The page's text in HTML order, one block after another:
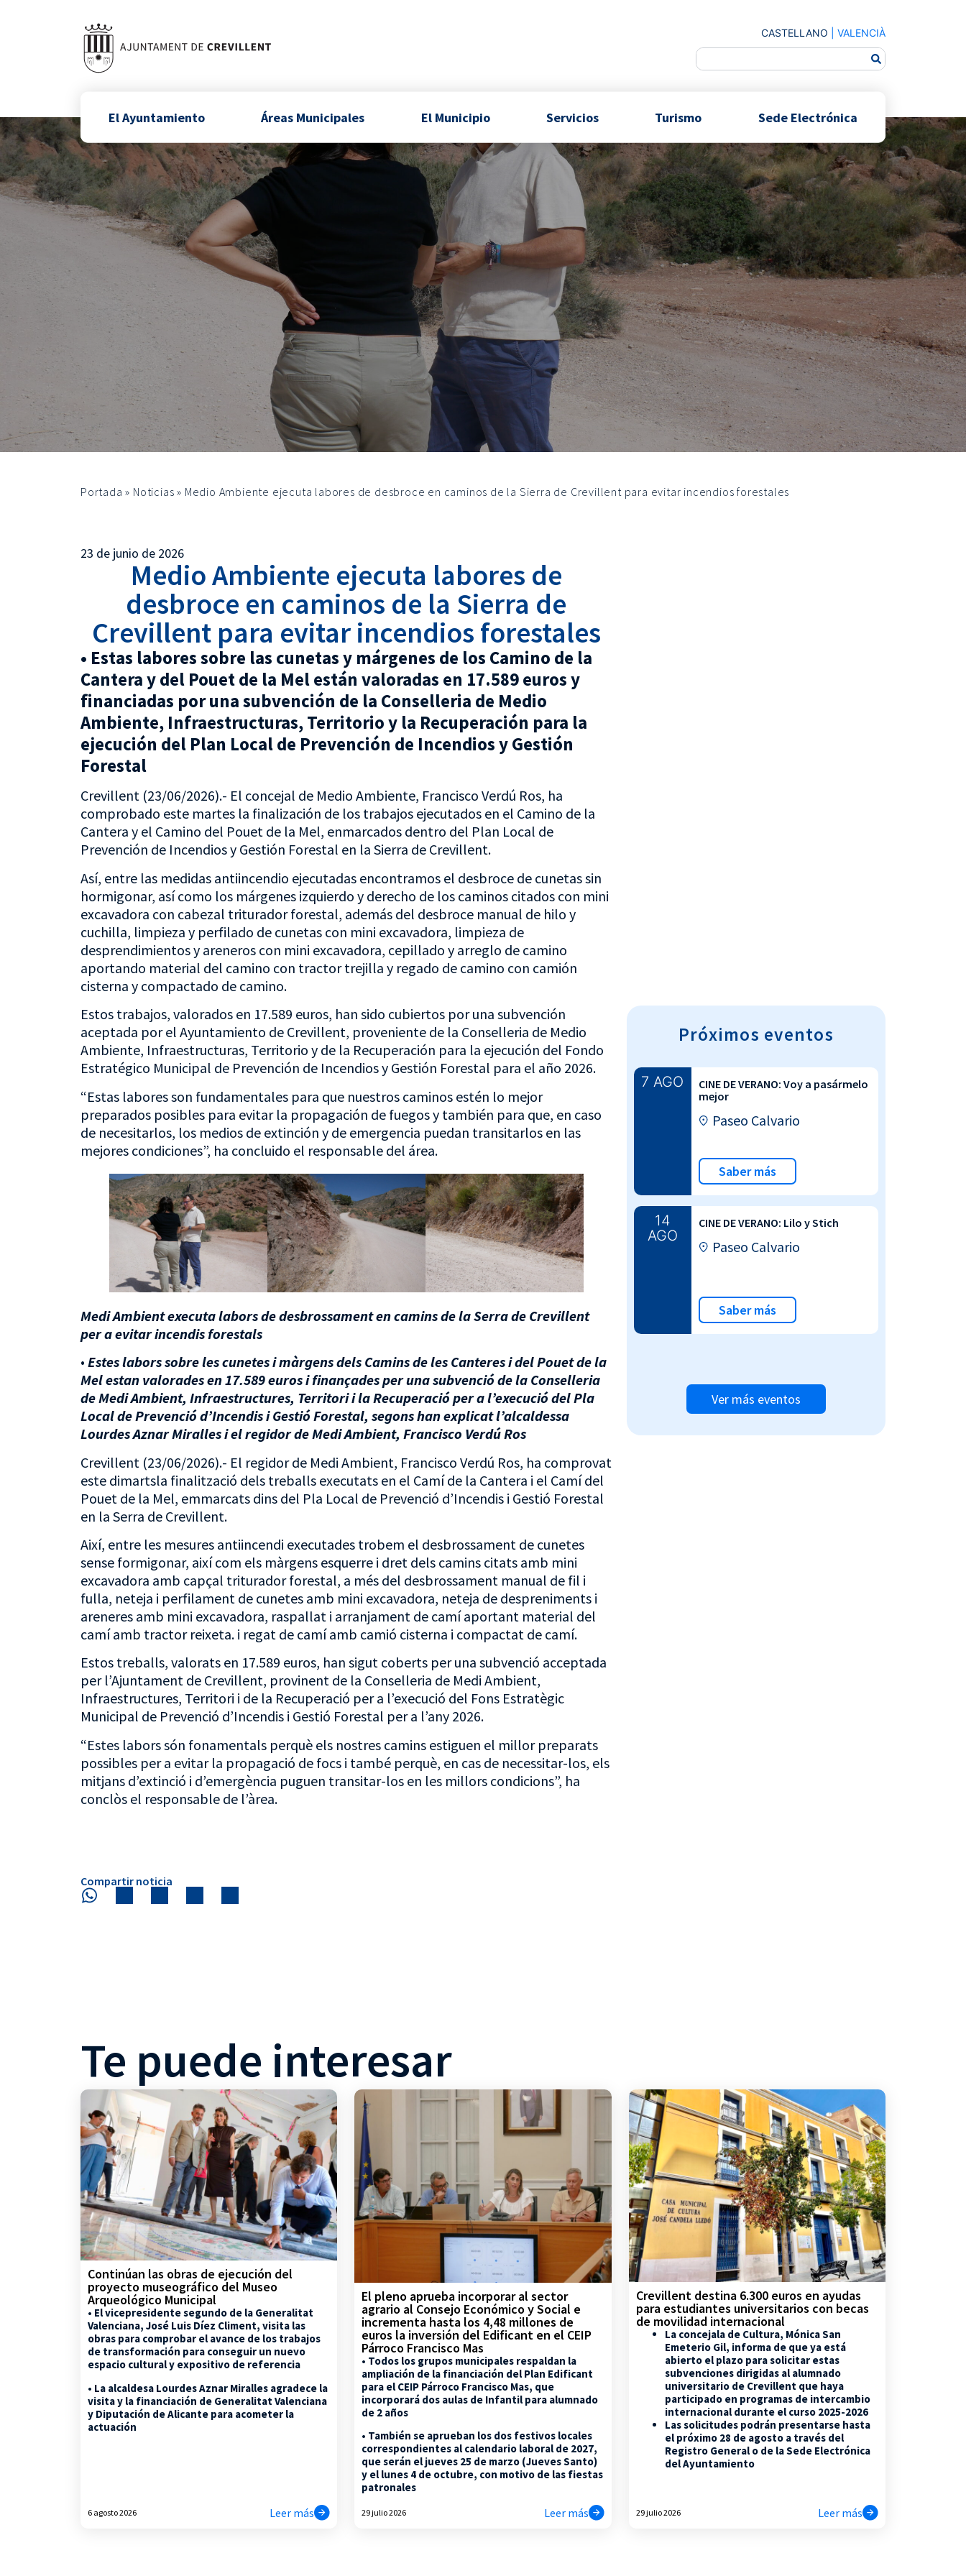
CASTELLANO VALENCIÀ
El Ayuntamiento Áreas Municipales El Municipio Servicios Turismo Sede Electrónica
Portada » Noticias » Medio Ambiente ejecuta labores de desbroce en caminos de la Sierra de Crevillent para evitar incendios forestales
23 de junio de 2026
Medio Ambiente ejecuta labores de
desbroce en caminos de la Sierra de
Crevillent para evitar incendios forestales
• Estas labores sobre las cunetas y márgenes de los Camino de la
Cantera y del Pouet de la Mel están valoradas en 17.589 euros y
financiadas por una subvención de la Conselleria de Medio
Ambiente, Infraestructuras, Territorio y la Recuperación para la
ejecución del Plan Local de Prevención de Incendios y Gestión
Forestal
Crevillent (23/06/2026).- El concejal de Medio Ambiente, Francisco Verdú Ros, ha
comprobado este martes la finalización de los trabajos ejecutados en el Camino de la
Cantera y el Camino del Pouet de la Mel, enmarcados dentro del Plan Local de
Prevención de Incendios y Gestión Forestal en la Sierra de Crevillent.
Así, entre las medidas antiincendio ejecutadas encontramos el desbroce de cunetas sin
hormigonar, así como los márgenes izquierdo y derecho de los caminos citados con mini
excavadora con cabezal triturador forestal, además del desbroce manual de hilo y
cuchilla, limpieza y perfilado de cunetas con mini excavadora, limpieza de
desprendimientos y areneros con mini excavadora, cepillado y arreglo de camino
aportando material del camino con tractor trejilla y regado de camino con camión
cisterna y compactado de camino.
Estos trabajos, valorados en 17.589 euros, han sido cubiertos por una subvención
aceptada por el Ayuntamiento de Crevillent, proveniente de la Conselleria de Medio
Ambiente, Infraestructuras, Territorio y de la Recuperación para la ejecución del Fondo
Estratégico Municipal de Prevención de Incendios y Gestión Forestal para el año 2026.
“Estas labores son fundamentales para que nuestros caminos estén lo mejor
preparados posibles para evitar la propagación de fuegos y también para que, en caso
de necesitarlos, los medios de extinción y de emergencia puedan transitarlos en las
mejores condiciones”, ha concluido el responsable del área.
Medi Ambient executa labors de desbrossament en camins de la Serra de Crevillent
per a evitar incendis forestals
• Estes labors sobre les cunetes i màrgens dels Camins de les Canteres i del Pouet de la
Mel estan valorades en 17.589 euros i finançades per una subvenció de la Conselleria
de Medi Ambient, Infraestructures, Territori i la Recuperació per a l’execució del Pla
Local de Prevenció d’Incendis i Gestió Forestal, segons han explicat l’alcaldessa
Lourdes Aznar Miralles i el regidor de Medi Ambient, Francisco Verdú Ros
Crevillent (23/06/2026).- El regidor de Medi Ambient, Francisco Verdú Ros, ha comprovat
este dimartsla finalització dels treballs executats en el Camí de la Cantera i el Camí del
Pouet de la Mel, emmarcats dins del Pla Local de Prevenció d’Incendis i Gestió Forestal
en la Serra de Crevillent.
Així, entre les mesures antiincendi executades trobem el desbrossament de cunetes
sense formigonar, així com els màrgens esquerre i dret dels camins citats amb mini
excavadora amb capçal triturador forestal, a més del desbrossament manual de fil i
fulla, neteja i perfilament de cunetes amb mini excavadora, neteja de despreniments i
areneres amb mini excavadora, raspallat i arranjament de camí aportant material del
camí amb tractor reixeta. i regat de camí amb camió cisterna i compactat de camí.
Estos treballs, valorats en 17.589 euros, han sigut coberts per una subvenció acceptada
per l’Ajuntament de Crevillent, provinent de la Conselleria de Medi Ambient,
Infraestructures, Territori i de la Recuperació per a l’execució del Fons Estratègic
Municipal de Prevenció d’Incendis i Gestió Forestal per a l’any 2026.
“Estes labors són fonamentals perquè els nostres camins estiguen el millor preparats
possibles per a evitar la propagació de focs i també perquè, en cas de necessitar-los, els
mitjans d’extinció i d’emergència puguen transitar-los en les millors condicions”, ha
conclòs el responsable de l’àrea.
Próximos eventos
7 AGO
CINE DE VERANO: Voy a pasármelo
mejor
Paseo Calvario
Saber más
14
AGO
CINE DE VERANO: Lilo y Stich
Paseo Calvario
Saber más
Ver más eventos
Compartir noticia
Te puede interesar
Continúan las obras de ejecución del
proyecto museográfico del Museo
Arqueológico Municipal
• El vicepresidente segundo de la Generalitat
Valenciana, José Luis Díez Climent, visita las
obras para comprobar el avance de los trabajos
de transformación para conseguir un nuevo
espacio cultural y expositivo de referencia
• La alcaldesa Lourdes Aznar Miralles agradece la
visita y la financiación de Generalitat Valenciana
y Diputación de Alicante para acometer la
actuación
6 agosto 2026 Leer más
El pleno aprueba incorporar al sector
agrario al Consejo Económico y Social e
incrementa hasta los 4,48 millones de
euros la inversión del Edificant en el CEIP
Párroco Francisco Mas
• Todos los grupos municipales respaldan la
ampliación de la financiación del Plan Edificant
para el CEIP Párroco Francisco Mas, que
incorporará dos aulas de Infantil para alumnado
de 2 años
• También se aprueban los dos festivos locales
correspondientes al calendario laboral de 2027,
que serán el jueves 25 de marzo (Jueves Santo)
y el lunes 4 de octubre, con motivo de las fiestas
patronales
29 julio 2026 Leer más
Crevillent destina 6.300 euros en ayudas
para estudiantes universitarios con becas
de movilidad internacional
La concejala de Cultura, Mónica San
Emeterio Gil, informa de que ya está
abierto el plazo para solicitar estas
subvenciones dirigidas al alumnado
universitario de Crevillent que haya
participado en programas de intercambio
internacional durante el curso 2025-2026
Las solicitudes podrán presentarse hasta
el próximo 28 de agosto a través del
Registro General o de la Sede Electrónica
del Ayuntamiento
29 julio 2026 Leer más